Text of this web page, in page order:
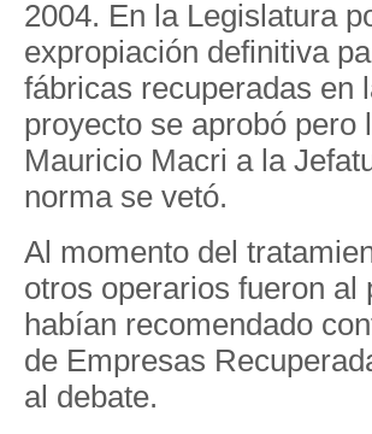
2004. En la Legislatura
expropiación definitiva
fábricas recuperadas en
proyecto se aprobó pero
Mauricio Macri a la
norma se vetó.
Al momento del
otros operarios fueron al
habían recomendado
de Empresas
al debate.